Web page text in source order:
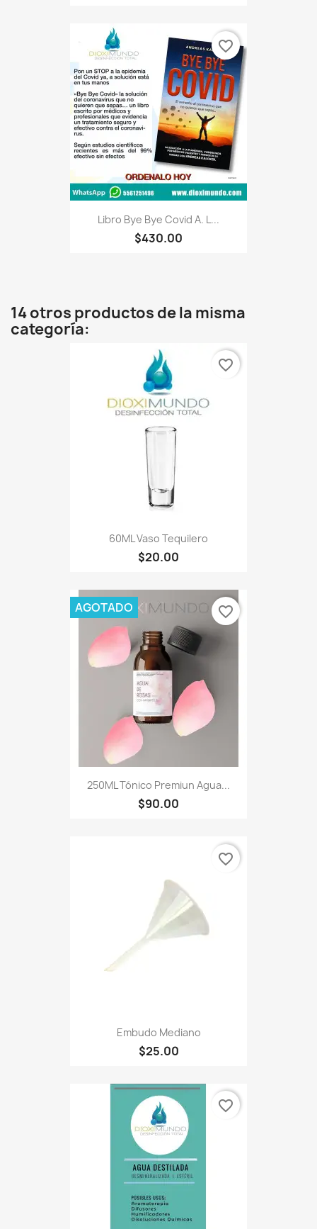
Libro Bye Bye Covid A. L...
$430.00
favorite_border
14 otros productos de la misma
categoría:
60ML Vaso Tequilero
$20.00
favorite_border
250ML Tónico Premiun Agua...
$90.00
AGOTADO favorite_border
Embudo Mediano
$25.00
favorite_border
favorite_border